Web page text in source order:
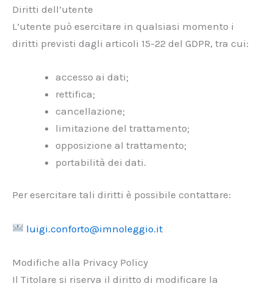
Diritti dell’utente
L’utente può esercitare in qualsiasi momento i
diritti previsti dagli articoli 15-22 del GDPR, tra cui:
accesso ai dati;
rettifica;
cancellazione;
limitazione del trattamento;
opposizione al trattamento;
portabilità dei dati.
Per esercitare tali diritti è possibile contattare:
luigi.conforto@imnoleggio.it
Modifiche alla Privacy Policy
Il Titolare si riserva il diritto di modificare la